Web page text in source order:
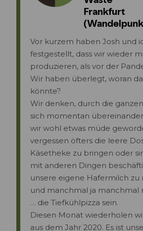
Vor kurzem haben Josh und
festgestellt, dass wir wieder
produzieren, als vor der
Wir haben überlegt, woran
könnte?
Wir denken, durch die
sich momentan
wir wohl etwas müde
vergessen öfters die leere
Käsetheke zu bringen oder
mit anderen Dingen
unsere eigene Hafermilch zu
und manchmal ja manchmal
… die Tiefkühlpizza sein.
Diesen Monat wiederholen
aus dem Jahr 2020. Es ist